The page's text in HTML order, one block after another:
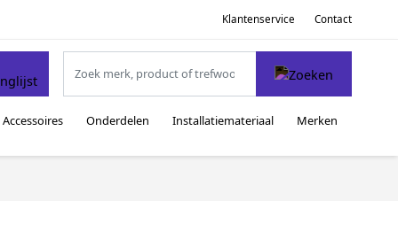
Klantenservice Contact
Accessoires Onderdelen Installatiemateriaal Merken